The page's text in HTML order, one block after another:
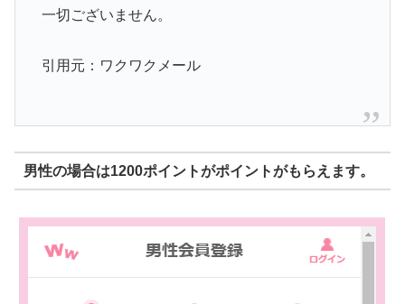
一切ございません。
引用元：ワクワクメール
男性の場合は1200ポイントがポイントがもらえます。